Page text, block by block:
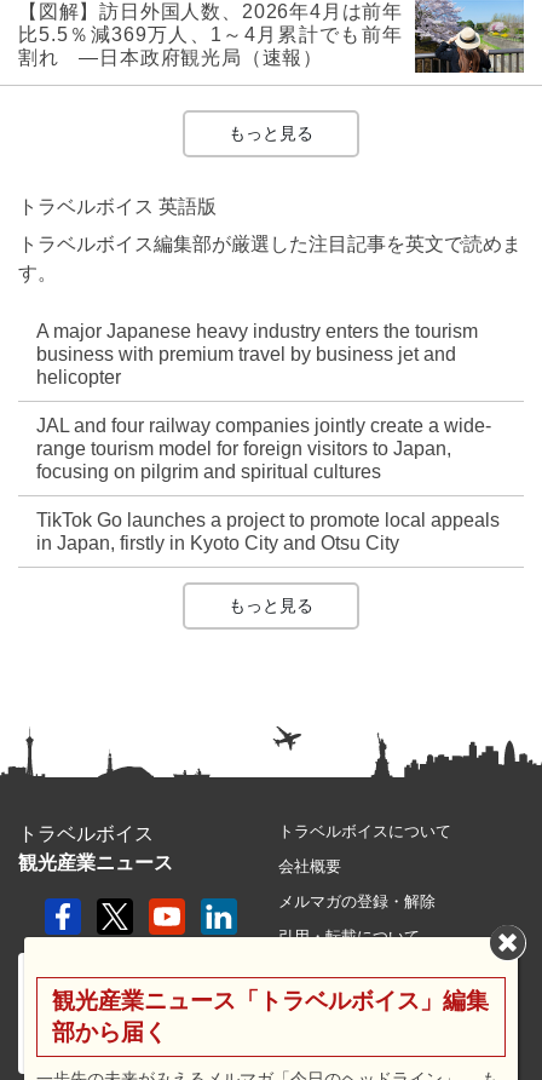
【図解】訪日外国人数、2026年4月は前年
比5.5％減369万人、1～4月累計でも前年
割れ ―日本政府観光局（速報）
もっと見る
トラベルボイス 英語版
トラベルボイス編集部が厳選した注目記事を英文で読めま
す。
A major Japanese heavy industry enters the tourism
business with premium travel by business jet and
helicopter
JAL and four railway companies jointly create a wide-
range tourism model for foreign visitors to Japan,
focusing on pilgrim and spiritual cultures
TikTok Go launches a project to promote local appeals
in Japan, firstly in Kyoto City and Otsu City
もっと見る
トラベルボイス
観光産業ニュース
トラベルボイスについて
会社概要
メルマガの登録・解除
引用・転載について
利用規約
観光産業ニュース「トラベルボイス」編集
部から届く